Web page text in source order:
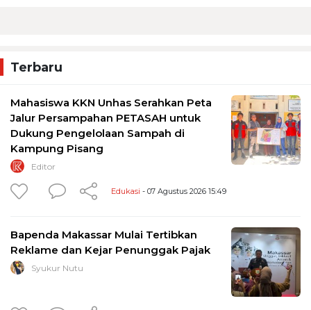
Terbaru
Mahasiswa KKN Unhas Serahkan Peta
Jalur Persampahan PETASAH untuk
Dukung Pengelolaan Sampah di
Kampung Pisang
Editor
Edukasi - 07 Agustus 2026 15:49
Bapenda Makassar Mulai Tertibkan
Reklame dan Kejar Penunggak Pajak
Syukur Nutu